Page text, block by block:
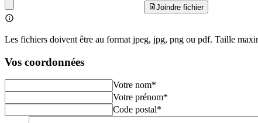
Joindre fichier
Les fichiers doivent être au format jpeg, jpg, png ou pdf. Taille
Vos coordonnées
Votre nom*
Votre prénom*
Code postal*